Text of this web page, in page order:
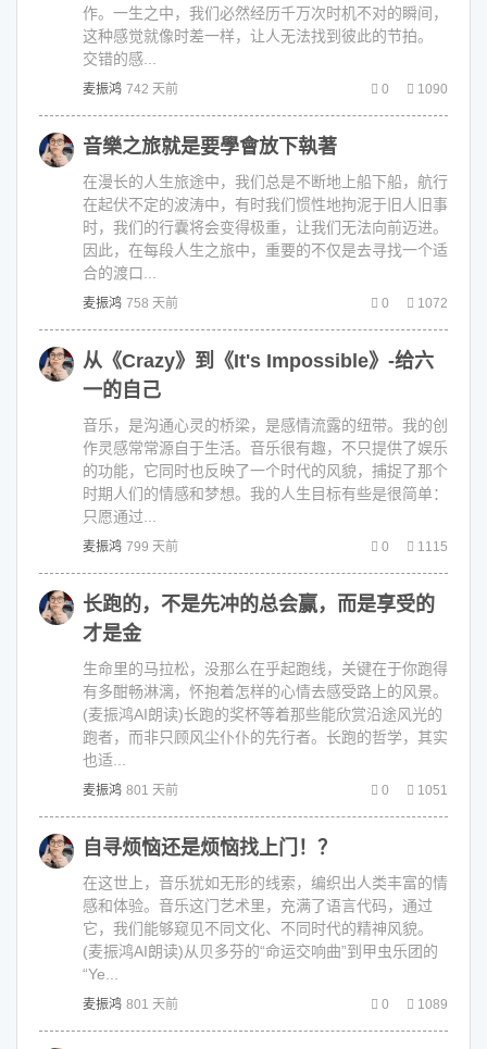
作。一生之中，我们必然经历千万次时机不对的瞬间，
这种感觉就像时差一样，让人无法找到彼此的节拍。
交错的感...
麦振鸿 742 天前 0 1090
音樂之旅就是要學會放下執著
在漫长的人生旅途中，我们总是不断地上船下船，航行
在起伏不定的波涛中，有时我们惯性地拘泥于旧人旧事
时，我们的行囊将会变得极重，让我们无法向前迈进。
因此，在每段人生之旅中，重要的不仅是去寻找一个适
合的渡口...
麦振鸿 758 天前 0 1072
从《Crazy》到《It's Impossible》-给六
一的自己
音乐，是沟通心灵的桥梁，是感情流露的纽带。我的创
作灵感常常源自于生活。音乐很有趣，不只提供了娱乐
的功能，它同时也反映了一个时代的风貌，捕捉了那个
时期人们的情感和梦想。我的人生目标有些是很简单：
只愿通过...
麦振鸿 799 天前 0 1115
长跑的，不是先冲的总会赢，而是享受的
才是金
生命里的马拉松，没那么在乎起跑线，关键在于你跑得
有多酣畅淋漓，怀抱着怎样的心情去感受路上的风景。
(麦振鸿AI朗读)长跑的奖杯等着那些能欣赏沿途风光的
跑者，而非只顾风尘仆仆的先行者。长跑的哲学，其实
也适...
麦振鸿 801 天前 0 1051
自寻烦恼还是烦恼找上门！？
在这世上，音乐犹如无形的线索，编织出人类丰富的情
感和体验。音乐这门艺术里，充满了语言代码，通过
它，我们能够窥见不同文化、不同时代的精神风貌。
(麦振鸿AI朗读)从贝多芬的“命运交响曲”到甲虫乐团的
“Ye...
麦振鸿 801 天前 0 1089